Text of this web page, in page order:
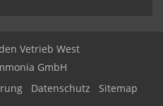
Vetrieb West
GmbH
Datenschutz Sitemap